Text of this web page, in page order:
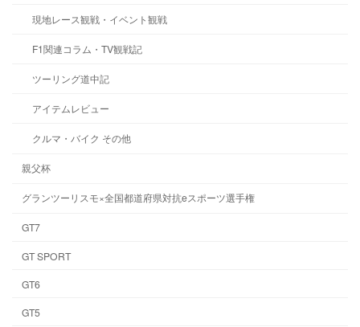
現地レース観戦・イベント観戦
F1関連コラム・TV観戦記
ツーリング道中記
アイテムレビュー
クルマ・バイク その他
親父杯
グランツーリスモ×全国都道府県対抗eスポーツ選手権
GT7
GT SPORT
GT6
GT5